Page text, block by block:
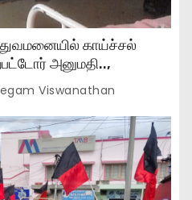
காய்ச்சல்
அனுமதி..,
Viswanathan